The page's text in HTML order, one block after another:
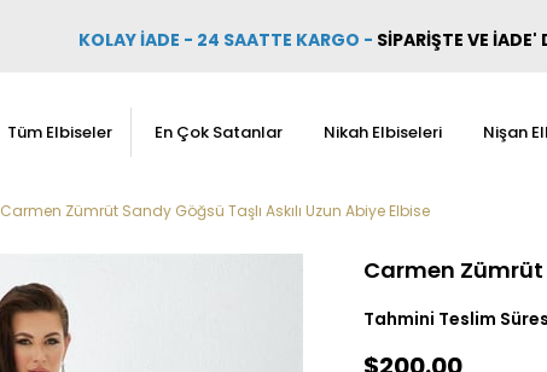
KOLAY İADE - 24 SAATTE KARGO - SİPARİŞTE VE İADE'
Tüm Elbiseler En Çok Satanlar Nikah Elbiseleri Nişan
Carmen Zümrüt Sandy Göğsü Taşlı Askılı Uzun Abiye Elbise
Carmen Zümrüt
Tahmini Teslim